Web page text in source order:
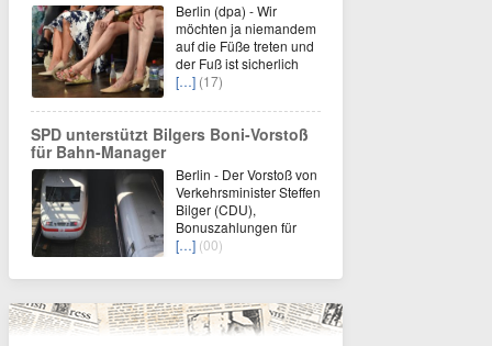
Berlin (dpa) - Wir
möchten ja niemandem
auf die Füße treten und
der Fuß ist sicherlich
[…] (17)
SPD unterstützt Bilgers Boni-Vorstoß
für Bahn-Manager
Berlin - Der Vorstoß von
Verkehrsminister Steffen
Bilger (CDU),
Bonuszahlungen für
[…] (00)